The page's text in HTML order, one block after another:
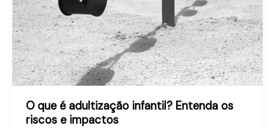
O que é adultização infantil? Entenda os
riscos e impactos